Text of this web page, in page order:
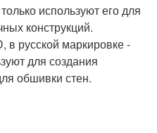
используют его для
конструкций.
в русской маркировке -
для создания
обшивки стен.